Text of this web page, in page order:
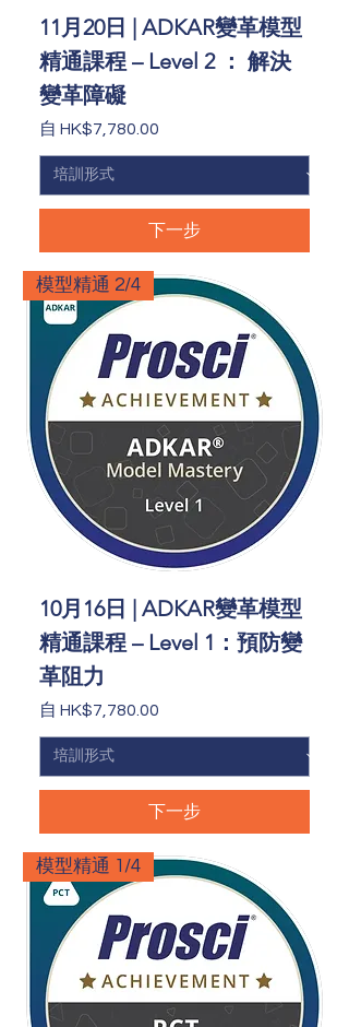
11月20日 | ADKAR變革模型
精通課程 – Level 2 ： 解決
變革障礙
自 HK$7,780.00
促銷價格
下一步
模型精通 2/4
10月16日 | ADKAR變革模型
精通課程 – Level 1：預防變
革阻力
自 HK$7,780.00
促銷價格
下一步
模型精通 1/4